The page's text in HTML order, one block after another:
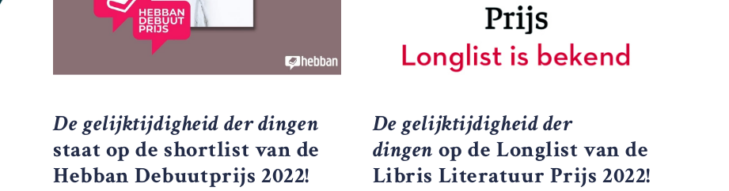
De gelijktijdigheid der dingen
staat op de shortlist van de
Hebban Debuutprijs 2022!
De gelijktijdigheid der
dingen op de Longlist van de
Libris Literatuur Prijs 2022!